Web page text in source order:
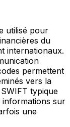
utilisé pour
du
internationaux.
permettent
vers la
typique
informations sur
une